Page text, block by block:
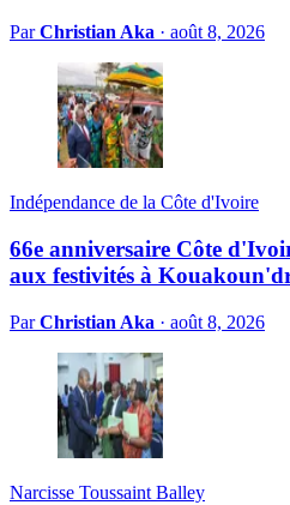
ParChristian Aka · août 8, 2026
Indépendance de la Côte d'Ivoire
66e anniversaire Côte
aux festivités à
ParChristian Aka · août 8, 2026
Narcisse Toussaint Balley